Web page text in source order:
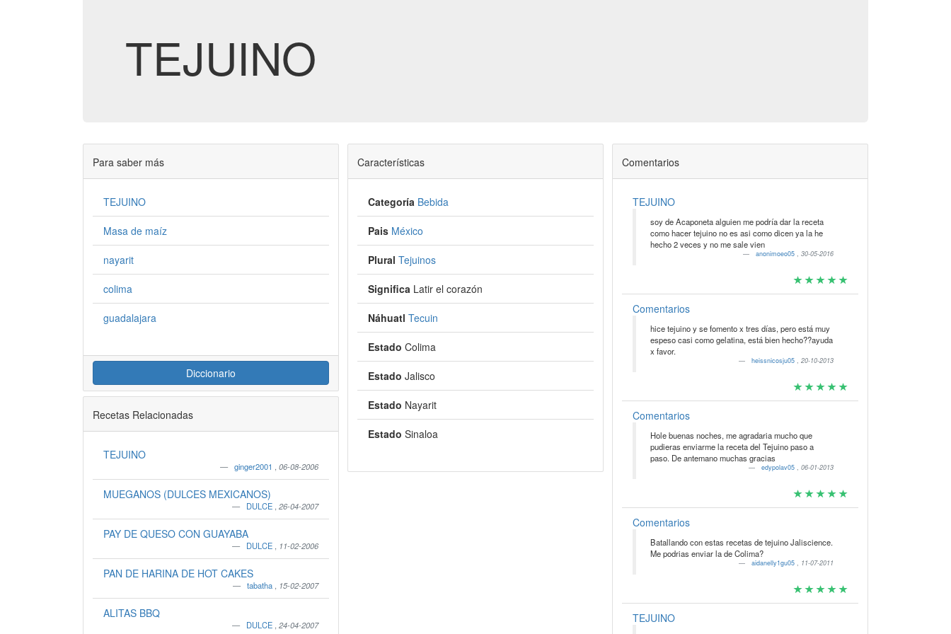
TEJUINO
Para saber más
TEJUINO
Masa de maíz
nayarit
colima
guadalajara
Diccionario
Recetas Relacionadas
TEJUINO
ginger2001 ,06-08-2006
MUEGANOS (DULCES MEXICANOS)
DULCE ,26-04-2007
PAY DE QUESO CON GUAYABA
DULCE 11-02-2006
PAN DE HARINA DE HOT CAKES
tabatha 15-02-2007
ALITAS BBQ
DULCE ,24-04-2007
Características
Categoría Bebida
Pais México
Plural Tejuinos
Significa Latir el corazón
Náhuatl Tecuin
Estado Colima
Estado Jalisco
Estado Nayarit
Estado Sinaloa
Comentarios
TEJUINO
soy de Acaponeta alguien me podría dar la receta
como hacer tejuino no es asi como dicen ya la he
hecho 2 veces y no me sale vien
anonimoeo05,30-05-2016
Comentarios
hice tejuino y se fomento x tres días, pero está muy
espeso casi como gelatina, está bien hecho??ayuda
x favor.
heissnicosju05,20-10-2013
Comentarios
Hole buenas noches, me agradaria mucho que
pudieras enviarme la receta del Tejuino paso a
paso. De antemano muchas gracias
edypolav05,06-01-2013
Comentarios
Batallando con estas recetas de tejuino Jaliscience.
Me podrias enviar la de Colima?
aidanelly1gu05, 11-07-2011
TEJUINO